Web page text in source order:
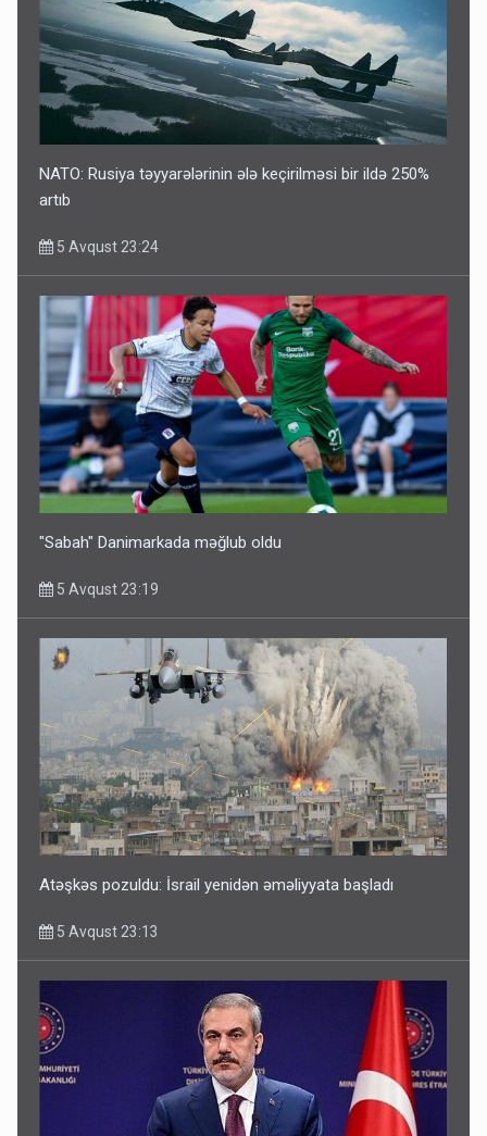
NATO: Rusiya təyyarələrinin ələ keçirilməsi bir ildə 250%
artıb
5 Avqust 23:24
"Sabah" Danimarkada məğlub oldu
5 Avqust 23:19
Atəşkəs pozuldu: İsrail yenidən əməliyyata başladı
5 Avqust 23:13